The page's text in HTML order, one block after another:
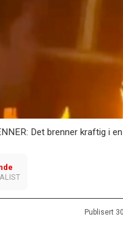
Det brenner kraftig i
Publisert